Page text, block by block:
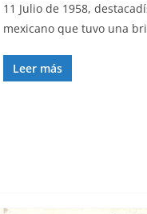
11 Julio de 1958,
mexicano que tuvo una
Leer más